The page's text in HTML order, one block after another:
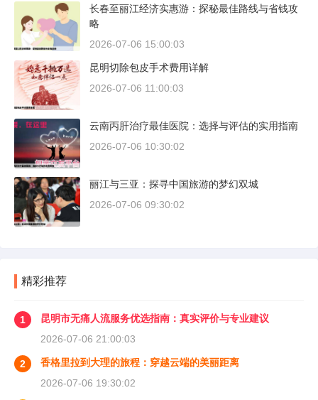
长春至丽江经济实惠游：探秘最佳路线与省钱攻
略
2026-07-06 15:00:03
昆明切除包皮手术费用详解
2026-07-06 11:00:03
云南丙肝治疗最佳医院：选择与评估的实用指南
2026-07-06 10:30:02
丽江与三亚：探寻中国旅游的梦幻双城
2026-07-06 09:30:02
精彩推荐
1
昆明市无痛人流服务优选指南：真实评价与专业建议
2026-07-06 21:00:03
2
香格里拉到大理的旅程：穿越云端的美丽距离
2026-07-06 19:30:02